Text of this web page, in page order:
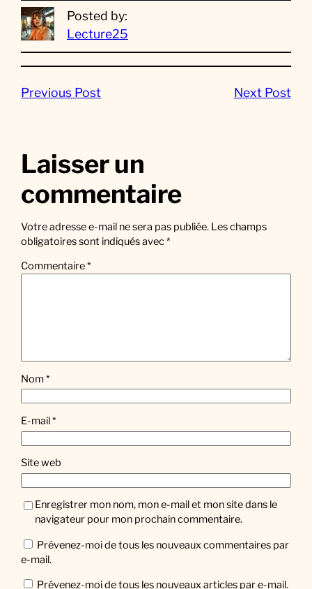
Posted by:
Lecture25
Previous Post Next Post
Laisser un
commentaire
Votre adresse e-mail ne sera pas publiée. Les champs
obligatoires sont indiqués avec*
Commentaire*
Nom*
E-mail*
Site web
Enregistrer mon nom, mon e-mail et mon site dans le
navigateur pour mon prochain commentaire.
Prévenez-moi de tous les nouveaux commentaires par
e-mail.
Prévenez-moi de tous les nouveaux articles par e-mail.